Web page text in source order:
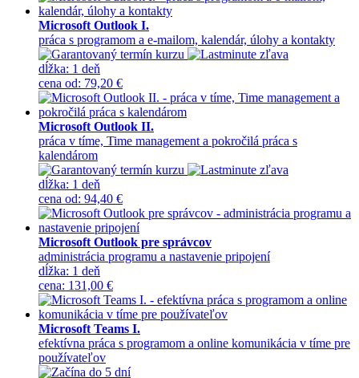
Microsoft Outlook I.
práca s programom a e-mailom, kalendár, úlohy a kontakty
dĺžka: 1 deň
cena od: 79,20 €
Microsoft Outlook II.
práca v tíme, Time management a pokročilá práca s
kalendárom
dĺžka: 1 deň
cena od: 94,40 €
Microsoft Outlook pre správcov
administrácia programu a nastavenie pripojení
dĺžka: 1 deň
cena: 131,00 €
Microsoft Teams I.
efektívna práca s programom a online komunikácia v tíme pre
používateľov